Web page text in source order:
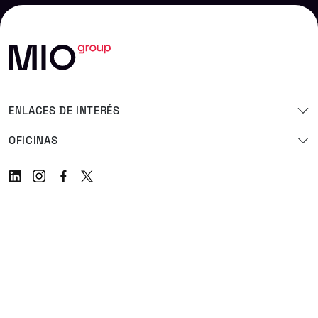
ENLACES DE INTERÉS
OFICINAS
LinkedinInstagram
Facebook
Twitter